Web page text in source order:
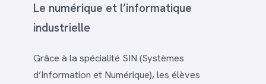
Le numérique et l’informatique
industrielle
Grâce à la spécialité SIN (Systèmes
d’Information et Numérique), les élèves